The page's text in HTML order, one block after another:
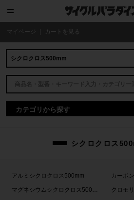
マイページ カートを見る
カテゴリから探す
シクロクロス
アルミシクロクロス500mm カーボ
マグネシウムシクロクロス500mm クロモ